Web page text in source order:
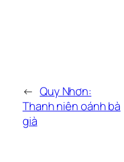
← Quy Nhơn:
Thanh niên oánh bà
già